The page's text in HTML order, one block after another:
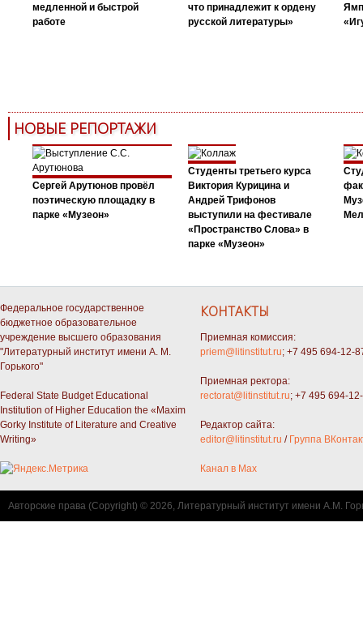
медленной и быстрой
работе
что принадлежит к ордену
русской литературы»
НОВЫЕ РЕПОРТАЖИ
Сергей Арутюнов провёл
поэтическую площадку в
парке «Музеон»
Студенты третьего курса
Виктория Курицина и
Андрей Трифонов
выступили на фестивале
«Пространство Слова» в
парке «Музеон»
Федеральное государственное
бюджетное образовательное
учреждение высшего образования
"Литературный институт имени А. М.
Горького"
Federal State Budget Educational
Institution of Higher Education the «Maxim
Gorky Institute of Literature and Creative
Writing»
КОНТАКТЫ
Приемная комиссия:
priem@litinstitut.ru; +7 495 694-12-
Приемная ректора:
rectorat@litinstitut.ru; +7 495 694-
Редактор сайта:
editor@litinstitut.ru / Группа
Канал в Max
Авторские права (Copyright) © 2026, Литературный институт имени А.М.